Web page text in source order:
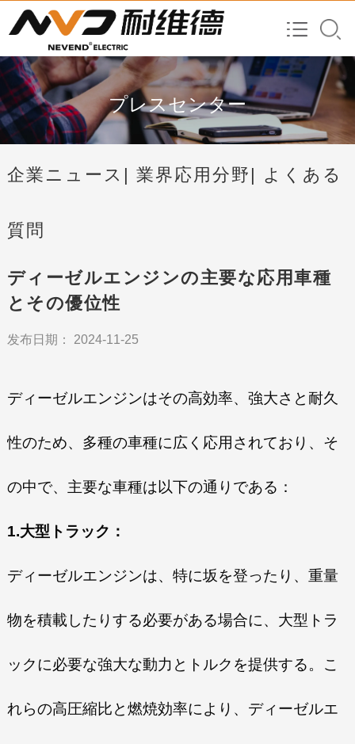
プレスセンター
企業ニュース | 業界応用分野 | よくある
質問
ディーゼルエンジンの主要な応用車種
とその優位性
发布日期： 2024-11-25
ディーゼルエンジンはその高効率、強大さと耐久
性のため、多種の車種に広く応用されており、そ
の中で、主要な車種は以下の通りである：
1.大型トラック：
ディーゼルエンジンは、特に坂を登ったり、重量
物を積載したりする必要がある場合に、大型トラ
ックに必要な強大な動力とトルクを提供する。こ
れらの高圧縮比と燃焼効率により、ディーゼルエ